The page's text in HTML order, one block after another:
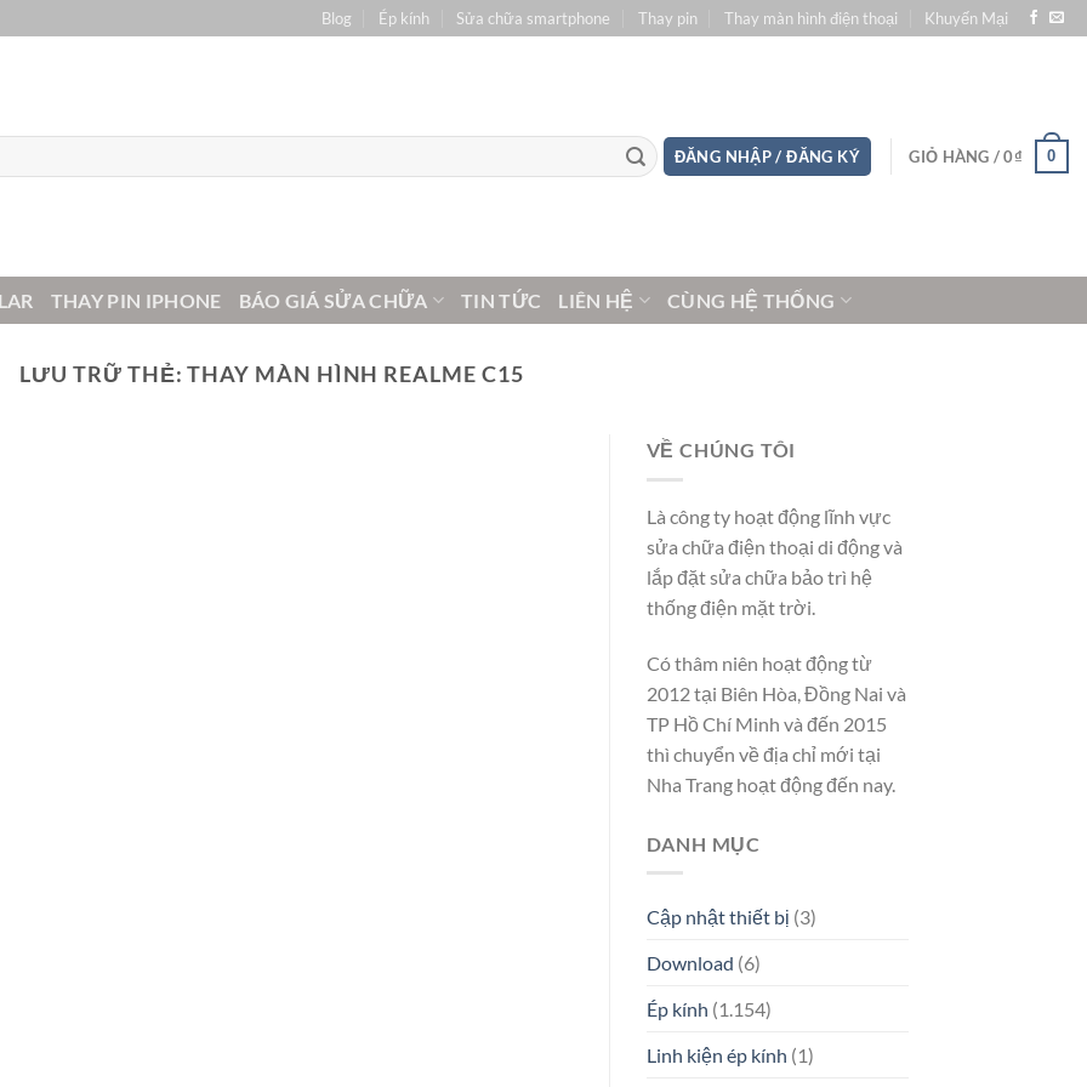
Blog Ép kính Sửa chữa smartphone Thay pin Thay màn hình điện thoại Khuyến Mại
ĐĂNG NHẬP / ĐĂNG KÝ GIỎ HÀNG /0₫ 0
THAY PIN IPHONE BÁO GIÁ SỬA CHỮA TIN TỨC LIÊN HỆ CÙNG HỆ THỐNG
LƯU TRỮ THẺ:THAY MÀN HÌNH REALME C15
VỀ CHÚNG TÔI
Là công ty hoạt động lĩnh vực
sửa chữa điện thoại di động và
lắp đặt sửa chữa bảo trì hệ
thống điện mặt trời.
Có thâm niên hoạt động từ
2012 tại Biên Hòa, Đồng Nai và
TP Hồ Chí Minh và đến 2015
thì chuyển về địa chỉ mới tại
Nha Trang hoạt động đến nay.
DANH MỤC
Cập nhật thiết bị (3)
Download (6)
Ép kính (1.154)
Linh kiện ép kính (1)